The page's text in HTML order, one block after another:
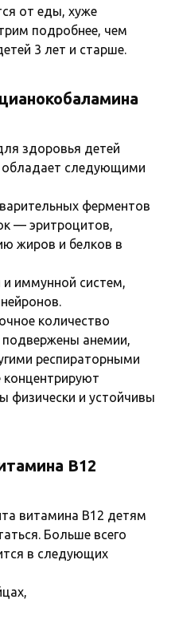
от еды, хуже
подробнее, чем
3 лет и старше.
здоровья детей
обладает следующими
ферментов
— эритроцитов,
жиров и белков в
и иммунной систем,
количество
анемии,
респираторными
физически и устойчивы
B12
витамина B12 детям
Больше всего
в следующих